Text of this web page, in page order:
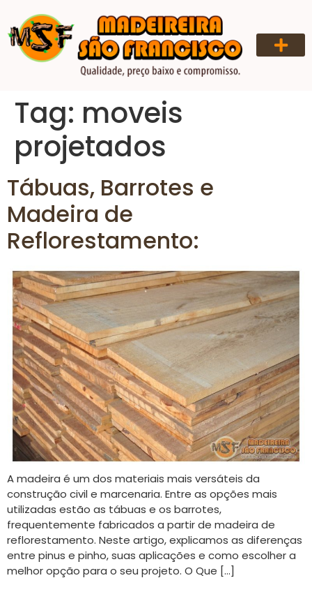
Tag: moveis
projetados
Tábuas, Barrotes e
Madeira de
Reflorestamento:
A madeira é um dos materiais mais versáteis da
construção civil e marcenaria. Entre as opções mais
utilizadas estão as tábuas e os barrotes,
frequentemente fabricados a partir de madeira de
reflorestamento. Neste artigo, explicamos as diferenças
entre pinus e pinho, suas aplicações e como escolher a
melhor opção para o seu projeto. O Que […]